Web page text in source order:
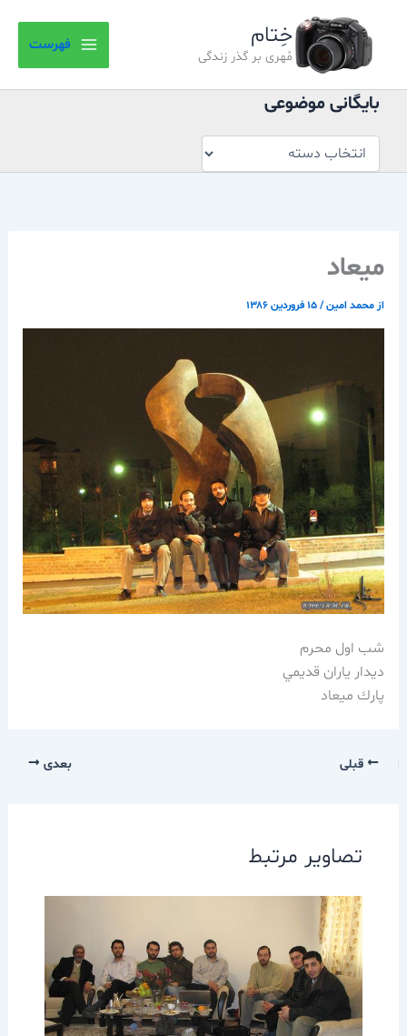
خِتام
مُهری بر گذر زندگی
فهرست
بایگانی موضوعی
موضوعی
ميعاد
از محمد امین/۱۵ فروردین ۱۳۸۶
شب اول محرم
ديدار ياران قديمي
پارك ميعاد
قبلی بعدی
تصاویر مرتبط